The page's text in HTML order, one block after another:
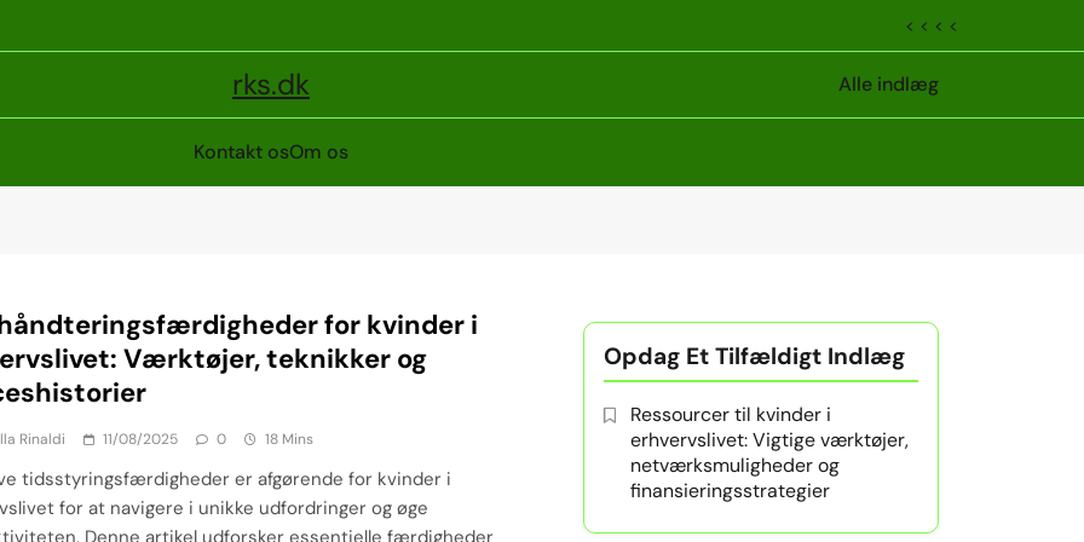
< < < <
rks.dk Alle indlæg
Kontakt osOm os
for kvinder i
Værktøjer, teknikker og
Rinaldi 11/08/2025 0 18 Mins
tidsstyringsfærdigheder er afgørende for kvinder i
for at navigere i unikke udfordringer og øge
Denne artikel udforsker essentielle færdigheder
Opdag Et Tilfældigt Indlæg
Ressourcer til kvinder i
erhvervslivet: Vigtige værktøjer,
netværksmuligheder og
finansieringsstrategier